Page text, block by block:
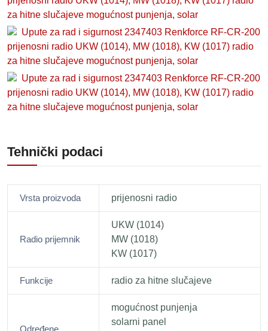
za hitne slučajeve mogućnost punjenja, solar
Upute za rad i sigurnost 2347403 Renkforce RF-CR-200
prijenosni radio UKW (1014), MW (1018), KW (1017) radio
za hitne slučajeve mogućnost punjenja, solar
Upute za rad i sigurnost 2347403 Renkforce RF-CR-200
prijenosni radio UKW (1014), MW (1018), KW (1017) radio
za hitne slučajeve mogućnost punjenja, solar
Tehnički podaci
Vrsta proizvoda prijenosni radio
Radio prijemnik
UKW (1014)
MW (1018)
KW (1017)
Funkcije radio za hitne slučajeve
Određene
mogućnost punjenja
solarni panel